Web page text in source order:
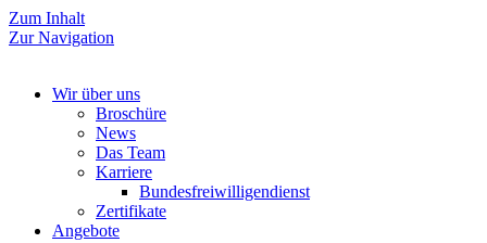
Zum Inhalt
Zur Navigation
Wir über uns
Broschüre
News
Das Team
Karriere
Bundesfreiwilligendienst
Zertifikate
Angebote